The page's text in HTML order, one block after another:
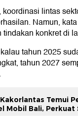
lintas
Namun,
konkret di
tahun 2025
tahun 2027
Temui
Mobil Bali, Perkuat